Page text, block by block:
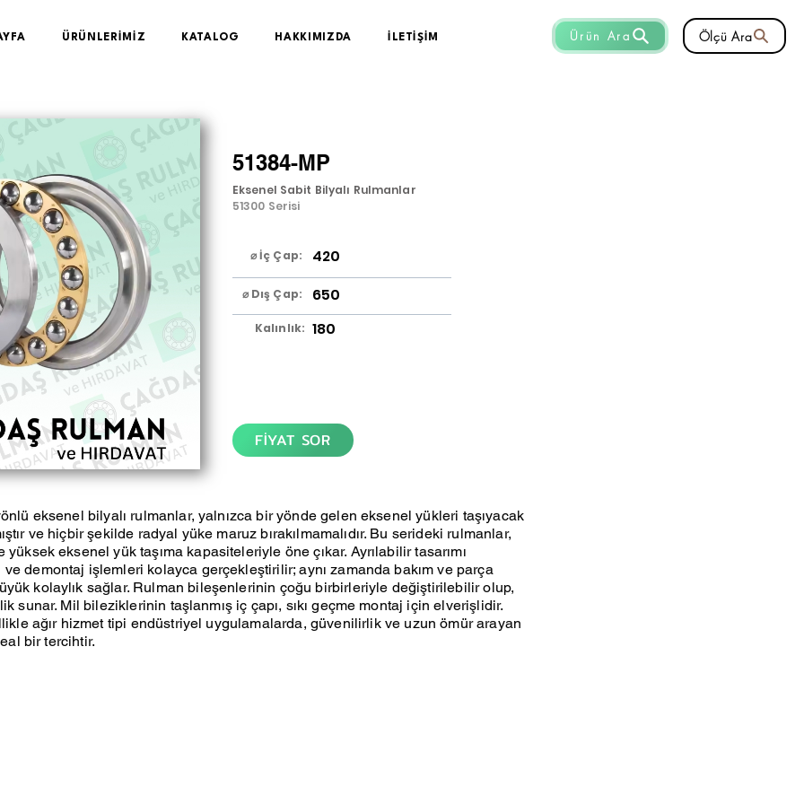
Ölçü Ara
Ürün Ara
ÜRÜNLERİMİZ KATALOG HAKKIMIZDA İLETİŞİM
51384-MP
Eksenel Sabit Bilyalı Rulmanlar
51300 Serisi
⌀ İç Çap: 420
⌀ Dış Çap: 650
Kalınlık: 180
FİYAT SOR
eksenel bilyalı rulmanlar, yalnızca bir yönde gelen eksenel yükleri taşıyacak
ve hiçbir şekilde radyal yüke maruz bırakılmamalıdır. Bu serideki rulmanlar,
yüksek eksenel yük taşıma kapasiteleriyle öne çıkar. Ayrılabilir tasarımı
demontaj işlemleri kolayca gerçekleştirilir; aynı zamanda bakım ve parça
kolaylık sağlar. Rulman bileşenlerinin çoğu birbirleriyle değiştirilebilir olup,
sunar. Mil bileziklerinin taşlanmış iç çapı, sıkı geçme montaj için elverişlidir.
ağır hizmet tipi endüstriyel uygulamalarda, güvenilirlik ve uzun ömür arayan
bir tercihtir.